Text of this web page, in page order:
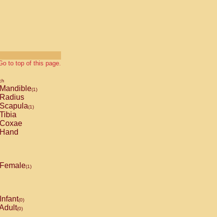
to top of this page.
Mandible(1)
Radius
Scapula(1)
Tibia
Coxae
Hand
Female(1)
Infant(0)
(0)